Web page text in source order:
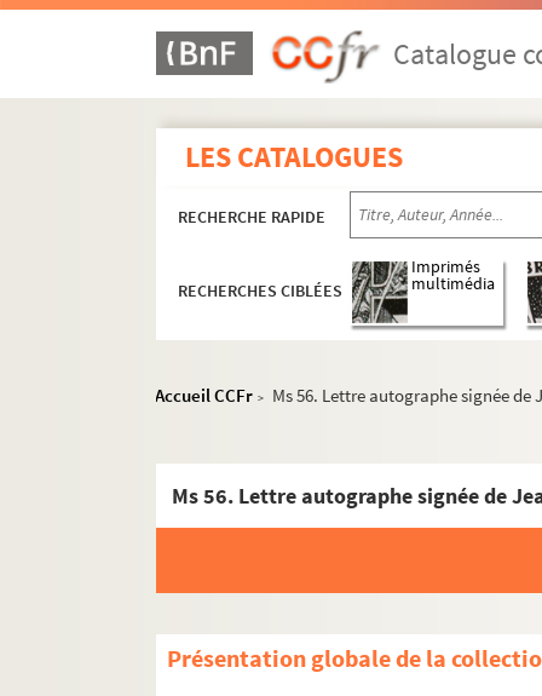
Catalogue
LES CATALOGUES
RECHERCHE RAPIDE
RECHERCHES CIBLÉES
Imprimés
multimédia
Accueil CCFr > Ms 56. Lettre autographe signée de
Ms 56. Lettre autographe signée de
Présentation globale de la